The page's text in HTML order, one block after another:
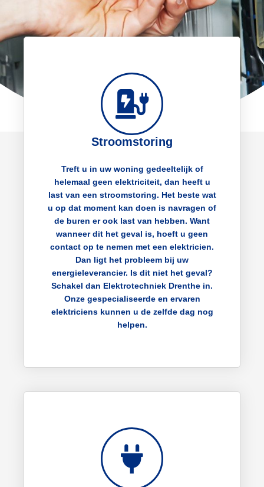
Stroomstoring
Treft u in uw woning gedeeltelijk of
helemaal geen elektriciteit, dan heeft u
last van een stroomstoring. Het beste wat
u op dat moment kan doen is navragen of
de buren er ook last van hebben. Want
wanneer dit het geval is, hoeft u geen
contact op te nemen met een elektricien.
Dan ligt het probleem bij uw
energieleverancier. Is dit niet het geval?
Schakel dan Elektrotechniek Drenthe in.
Onze gespecialiseerde en ervaren
elektriciens kunnen u de zelfde dag nog
helpen.